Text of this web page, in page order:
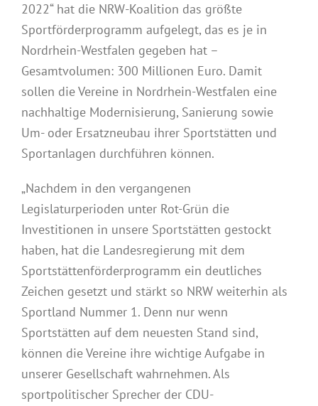
2022“ hat die NRW-Koalition das größte
Sportförderprogramm aufgelegt, das es je in
Nordrhein-Westfalen gegeben hat –
Gesamtvolumen: 300 Millionen Euro. Damit
sollen die Vereine in Nordrhein-Westfalen eine
nachhaltige Modernisierung, Sanierung sowie
Um- oder Ersatzneubau ihrer Sportstätten und
Sportanlagen durchführen können.
„Nachdem in den vergangenen
Legislaturperioden unter Rot-Grün die
Investitionen in unsere Sportstätten gestockt
haben, hat die Landesregierung mit dem
Sportstättenförderprogramm ein deutliches
Zeichen gesetzt und stärkt so NRW weiterhin als
Sportland Nummer 1. Denn nur wenn
Sportstätten auf dem neuesten Stand sind,
können die Vereine ihre wichtige Aufgabe in
unserer Gesellschaft wahrnehmen. Als
sportpolitischer Sprecher der CDU-